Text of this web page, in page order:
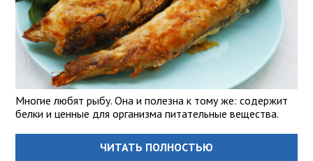
Многие любят рыбу. Она и полезна к тому же: содержит
белки и ценные для организма питательные вещества.
ЧИТАТЬ ПОЛНОСТЬЮ